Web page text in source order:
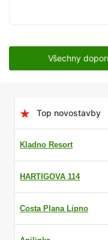
Všechny
Top novostavby
Kladno Resort
HARTIGOVA 114
Costa Plana Lipno